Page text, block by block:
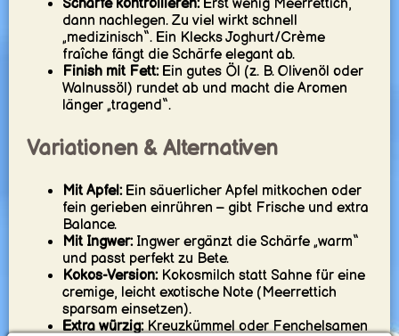
Schärfe kontrollieren:Erst wenig Meerrettich,
dann nachlegen. Zu viel wirkt schnell
„medizinisch“. Ein Klecks Joghurt/Crème
fraîche fängt die Schärfe elegant ab.
Finish mit Fett:Ein gutes Öl (z. B. Olivenöl oder
Walnussöl) rundet ab und macht die Aromen
länger „tragend“.
Variationen & Alternativen
Mit Apfel:Ein säuerlicher Apfel mitkochen oder
fein gerieben einrühren – gibt Frische und extra
Balance.
Mit Ingwer:Ingwer ergänzt die Schärfe „warm“
und passt perfekt zu Bete.
Kokos-Version:Kokosmilch statt Sahne für eine
cremige, leicht exotische Note (Meerrettich
sparsam einsetzen).
Extra würzig:Kreuzkümmel oder Fenchelsamen